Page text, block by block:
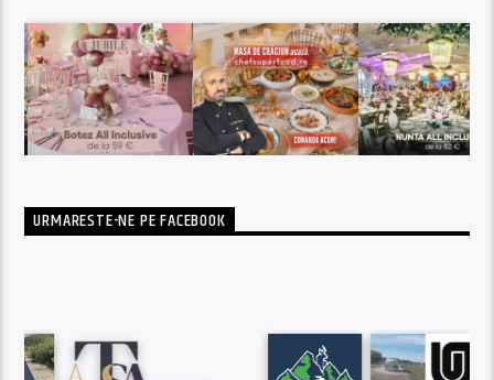
URMARESTE-NE PE FACEBOOK